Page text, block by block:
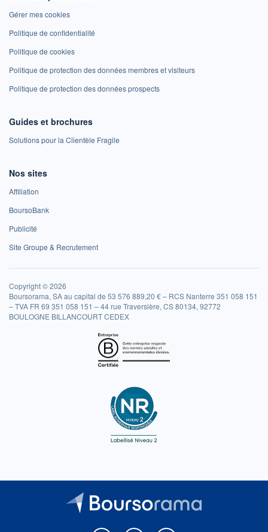
Gérer mes cookies
Politique de confidentialité
Politique de cookies
Politique de protection des données membres et visiteurs
Politique de protection des données prospects
Guides et brochures
Solutions pour la Clientèle Fragile
Nos sites
Affiliation
BoursoBank
Publicité
Site Groupe & Recrutement
Copyright © 2026
Boursorama, SA au capital de 53 576 889,20 € – RCS Nanterre 351 058 151
– TVA FR 69 351 058 151 – 44 rue Traversière, CS 80134, 92772
BOULOGNE BILLANCOURT CEDEX